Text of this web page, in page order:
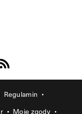
Youtube
Visit us on Rss
Regulamin
Moje zgody